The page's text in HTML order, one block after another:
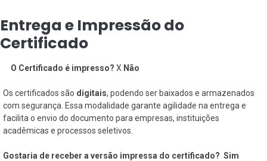
Entrega e Impressão do
Certificado
O Certificado é impresso? X Não
Os certificados são digitais, podendo ser baixados e armazenados
com segurança. Essa modalidade garante agilidade na entrega e
facilita o envio do documento para empresas, instituições
acadêmicas e processos seletivos.
Gostaria de receber a versão impressa do certificado? Sim